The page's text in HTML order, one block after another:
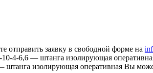
заявку в свободной форме на
10-4-6,6 — штанга изолирующая
изолирующая оперативная Вы